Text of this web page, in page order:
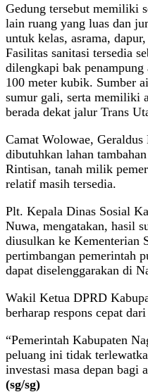
Gedung tersebut memiliki
lain ruang yang luas dan
untuk kelas, asrama,
Fasilitas sanitasi tersedia
dilengkapi bak penampung
100 meter kubik. Sumber
sumur gali, serta memiliki
berada dekat jalur Trans
Camat Wolowae,
dibutuhkan lahan
Rintisan, tanah milik
relatif masih tersedia.
Plt. Kepala Dinas Sosial
Nuwa, mengatakan, hasil
diusulkan ke Kementerian
pertimbangan pemerintah
dapat diselenggarakan di
Wakil Ketua DPRD
berharap respons cepat
“Pemerintah Kabupaten
peluang ini tidak
investasi masa depan bagi
(sg/sg)